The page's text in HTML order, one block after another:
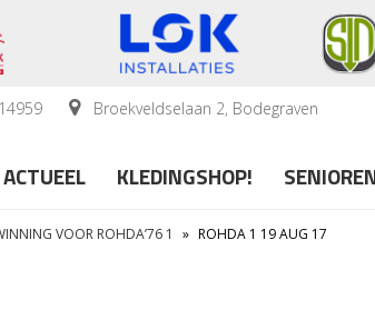
Broekveldselaan 2, Bodegraven
ACTUEEL KLEDINGSHOP!
VOOR ROHDA’76 1 » ROHDA 1 19 AUG 17